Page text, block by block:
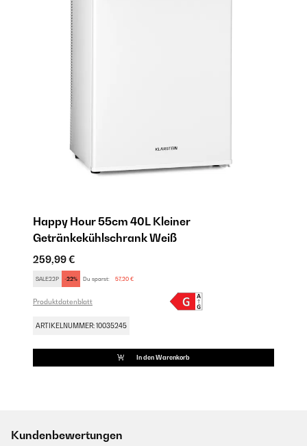
Happy Hour 55cm 40L Kleiner
Getränkekühlschrank Weiß
259,99 €
SALE22P -22% Du sparst: 57,20 €
Produktdatenblatt
ARTIKELNUMMER: 10035245
In den Warenkorb
Kundenbewertungen